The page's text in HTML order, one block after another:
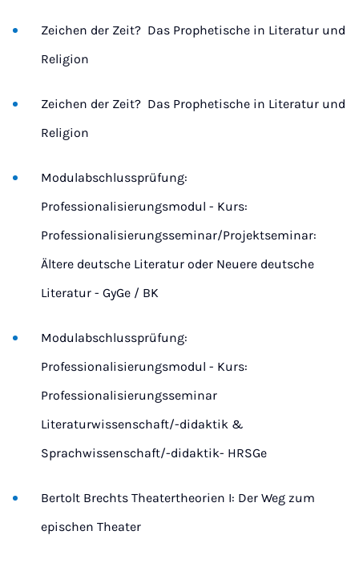
Zeichen der Zeit?  Das Prophetische in Literatur und
Religion
Zeichen der Zeit?  Das Prophetische in Literatur und
Religion
Modulabschlussprüfung:
Professionalisierungsmodul - Kurs:
Professionalisierungsseminar/Projektseminar:
Ältere deutsche Literatur oder Neuere deutsche
Literatur - GyGe / BK
Modulabschlussprüfung:
Professionalisierungsmodul - Kurs:
Professionalisierungsseminar
Literaturwissenschaft/-didaktik &
Sprachwissenschaft/-didaktik- HRSGe
Bertolt Brechts Theatertheorien I: Der Weg zum
epischen Theater